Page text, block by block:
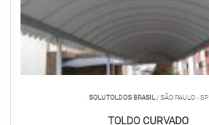
SOLUTOLDOS BRASIL/ SÃO PAULO - SP
TOLDO CURVADO